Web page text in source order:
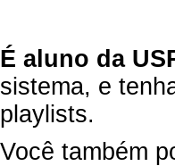
É aluno da
sistema, e
playlists.
Você também